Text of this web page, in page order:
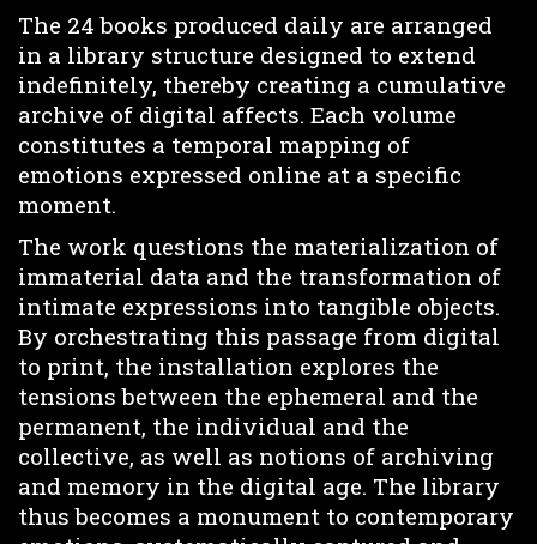
The 24 books produced daily are arranged
in a library structure designed to extend
indefinitely, thereby creating a cumulative
archive of digital affects. Each volume
constitutes a temporal mapping of
emotions expressed online at a specific
moment.
The work questions the materialization of
immaterial data and the transformation of
intimate expressions into tangible objects.
By orchestrating this passage from digital
to print, the installation explores the
tensions between the ephemeral and the
permanent, the individual and the
collective, as well as notions of archiving
and memory in the digital age. The library
thus becomes a monument to contemporary